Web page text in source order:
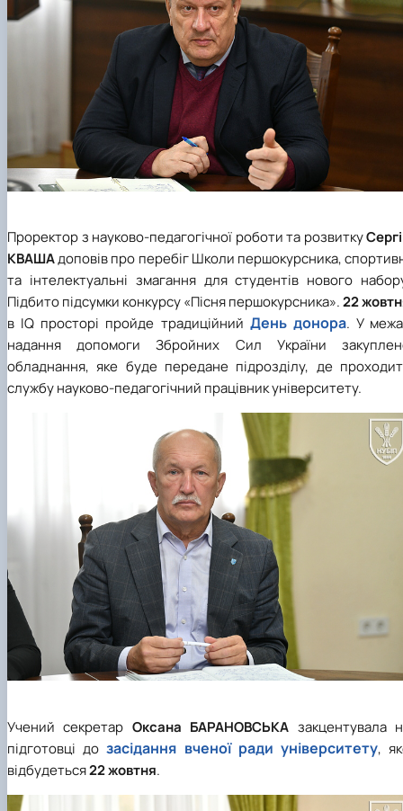
Проректор з науково-педагогічної роботи та розвитку
КВАШАдоповів про перебіг Школи першокурсника,
та інтелектуальні змагання для студентів нового
Підбито підсумки конкурсу «Пісня першокурсника».22
в IQ просторі пройде традиційний День донора. У
надання допомоги Збройних Сил України
обладнання, яке буде передане підрозділу, де
службу науково-педагогічний працівник університету.
Учений секретар Оксана БАРАНОВСЬКА закцентувала
підготовці дозасідання вченої ради університету,
відбудеться22 жовтня.